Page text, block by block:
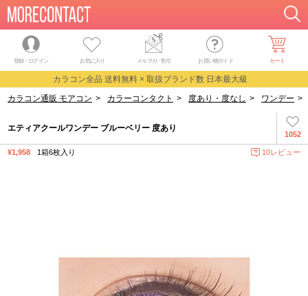
登録・ログイン お気に入り メルマガ・割引 お買い物ガイド カート
カラコン全品 送料無料 × 取扱ブランド数 日本最大級
カラコン通販 モアコン > カラーコンタクト > 度あり・度なし > ワンデー >
1052
エティアクールワンデー ブルーベリー 度あり
¥1,958 1箱6枚入り 10レビュー